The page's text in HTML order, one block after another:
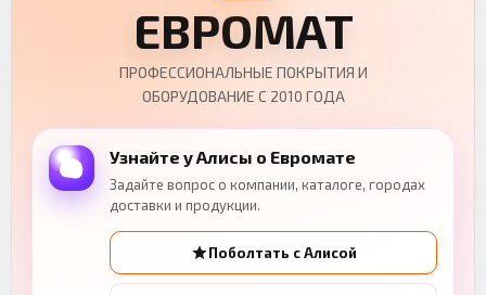
ЕВРОМАТ
ПРОФЕССИОНАЛЬНЫЕ ПОКРЫТИЯ И
ОБОРУДОВАНИЕ С 2010 ГОДА
Узнайте у Алисы о Евромате
Задайте вопрос о компании, каталоге, городах
доставки и продукции.
Поболтать с Алисой